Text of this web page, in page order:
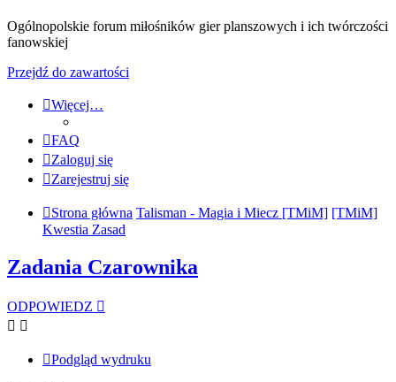
Ogólnopolskie forum miłośników gier planszowych i ich twórczości
fanowskiej
Przejdź do zawartości
Więcej…
FAQ
Zaloguj się
Zarejestruj się
Strona główna Talisman - Magia i Miecz [TMiM] [TMiM]
Kwestia Zasad
Zadania Czarownika
ODPOWIEDZ
Podgląd wydruku